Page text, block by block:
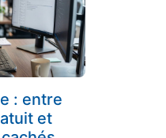
: entre
et